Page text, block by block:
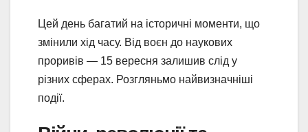
Цей день багатий на історичні моменти, що
змінили хід часу. Від воєн до наукових
проривів — 15 вересня залишив слід у
різних сферах. Розгляньмо найвизначніші
події.